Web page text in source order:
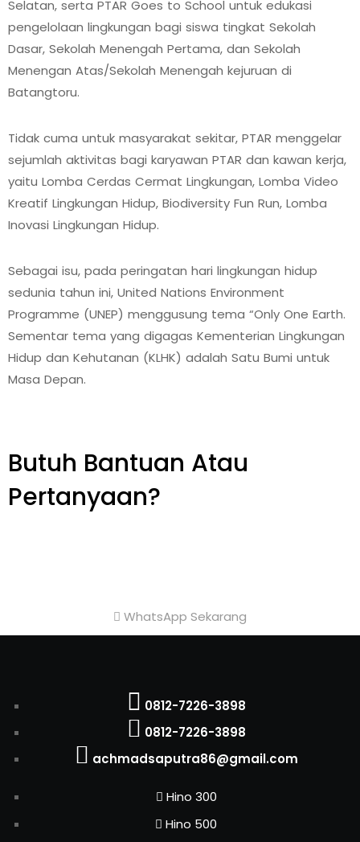
Selatan, serta PTAR Goes to School untuk edukasi
pengelolaan lingkungan bagi siswa tingkat Sekolah
Dasar, Sekolah Menengah Pertama, dan Sekolah
Menengan Atas/Sekolah Menengah kejuruan di
Batangtoru.
Tidak cuma untuk masyarakat sekitar, PTAR menggelar
sejumlah aktivitas bagi karyawan PTAR dan kawan kerja,
yaitu Lomba Cerdas Cermat Lingkungan, Lomba Video
Kreatif Lingkungan Hidup, Biodiversity Fun Run, Lomba
Inovasi Lingkungan Hidup.
Sebagai isu, pada peringatan hari lingkungan hidup
sedunia tahun ini, United Nations Environment
Programme (UNEP) menggusung tema “Only One Earth.
Sementar tema yang digagas Kementerian Lingkungan
Hidup dan Kehutanan (KLHK) adalah Satu Bumi untuk
Masa Depan.
Butuh Bantuan Atau
Pertanyaan?
WhatsApp Sekarang
0812-7226-3898
0812-7226-3898
achmadsaputra86@gmail.com
Hino 300
Hino 500